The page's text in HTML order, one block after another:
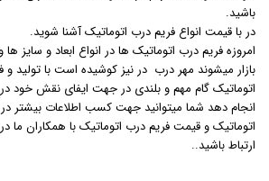
باشید.
در با قیمت انواع فریم درب اتوماتیک آشنا شوید.
امروزه فریم درب اتوماتیک ها در انواع ابعاد و سایز
بازار میشوند مهر درب در نیز کوشیده است با تولید
اتوماتیک گام مهم و بلندی در جهت ایفای نقش خود در
انجام دهد شما میتوانید جهت کسب اطلاعات بیشتر
اتوماتیک و قیمت فریم درب اتوماتیک با همکاران ما
ارتباط باشید..